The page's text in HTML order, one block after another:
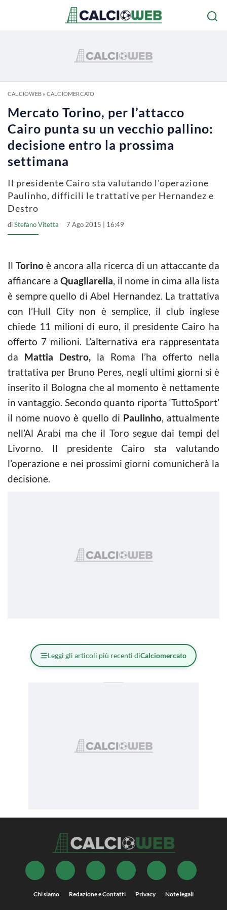
CALCIOWEB» CALCIOMERCATO
Mercato Torino, per l’attacco
Cairo punta su un vecchio pallino:
decisione entro la prossima
settimana
Il presidente Cairo sta valutando l'operazione
Paulinho, difficili le trattative per Hernandez e
Destro
diStefano Vitetta 7 Ago 2015 | 16:49
Il Torino è ancora alla ricerca di un attaccante da
affiancare a Quagliarella, il nome in cima alla lista
è sempre quello di Abel Hernandez. La trattativa
con l’Hull City non è semplice, il club inglese
chiede 11 milioni di euro, il presidente Cairo ha
offerto 7 milioni. L’alternativa era rappresentata
da Mattia Destro, la Roma l’ha offerto nella
trattativa per Bruno Peres, negli ultimi giorni si è
inserito il Bologna che al momento è nettamente
in vantaggio. Secondo quanto riporta ‘TuttoSport’
il nome nuovo è quello di Paulinho, attualmente
nell’Al Arabi ma che il Toro segue dai tempi del
Livorno. Il presidente Cairo sta valutando
l’operazione e nei prossimi giorni comunicherà la
decisione.
Leggi gli articoli più recenti diCalciomercato
Chi siamo Redazione e Contatti Privacy Note legali